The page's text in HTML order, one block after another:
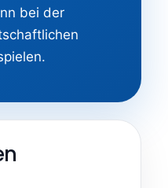
bei der